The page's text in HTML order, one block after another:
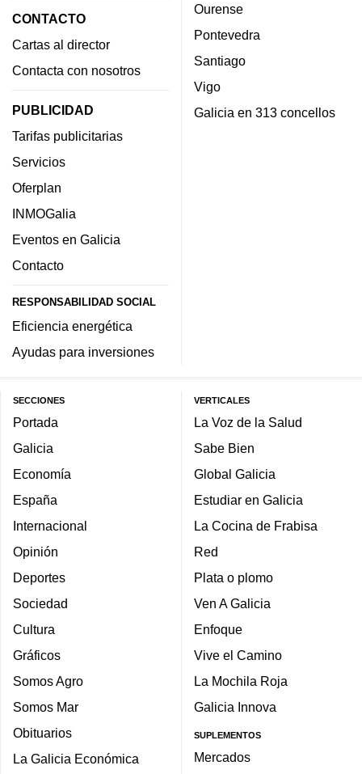
CONTACTO
Cartas al director
Contacta con nosotros
PUBLICIDAD
Tarifas publicitarias
Servicios
Oferplan
INMOGalia
Eventos en Galicia
Contacto
RESPONSABILIDAD SOCIAL
Eficiencia energética
Ayudas para inversiones
Ourense
Pontevedra
Santiago
Vigo
Galicia en 313 concellos
SECCIONES
Portada
Galicia
Economía
España
Internacional
Opinión
Deportes
Sociedad
Cultura
Gráficos
Somos Agro
Somos Mar
Obituarios
La Galicia Económica
VERTICALES
La Voz de la Salud
Sabe Bien
Global Galicia
Estudiar en Galicia
La Cocina de Frabisa
Red
Plata o plomo
Ven A Galicia
Enfoque
Vive el Camino
La Mochila Roja
Galicia Innova
SUPLEMENTOS
Mercados